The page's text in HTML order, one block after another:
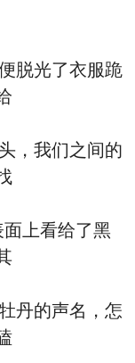
脱光了衣服跪
，我们之间的
上看给了黑
丹的声名，怎